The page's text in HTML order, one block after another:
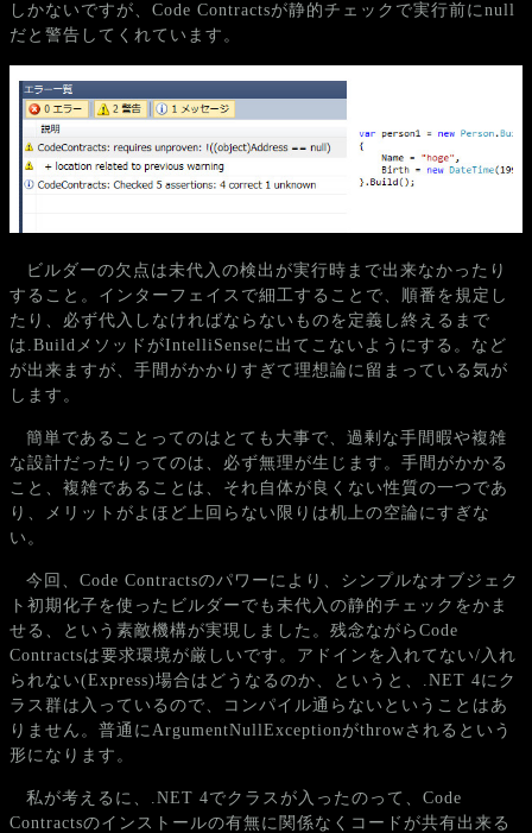
しかないですが、Code Contractsが静的チェックで実行前にnull
だと警告してくれています。
ビルダーの欠点は未代入の検出が実行時まで出来なかったり
すること。インターフェイスで細工することで、順番を規定し
たり、必ず代入しなければならないものを定義し終えるまで
は.BuildメソッドがIntelliSenseに出てこないようにする。など
が出来ますが、手間がかかりすぎて理想論に留まっている気が
します。
簡単であることってのはとても大事で、過剰な手間暇や複雑
な設計だったりってのは、必ず無理が生じます。手間がかかる
こと、複雑であることは、それ自体が良くない性質の一つであ
り、メリットがよほど上回らない限りは机上の空論にすぎな
い。
今回、Code Contractsのパワーにより、シンプルなオブジェク
ト初期化子を使ったビルダーでも未代入の静的チェックをかま
せる、という素敵機構が実現しました。残念ながらCode
Contractsは要求環境が厳しいです。アドインを入れてない/入れ
られない(Express)場合はどうなるのか、というと、.NET 4にク
ラス群は入っているので、コンパイル通らないということはあ
りません。普通にArgumentNullExceptionがthrowされるという
形になります。
私が考えるに、.NET 4でクラスが入ったのって、Code
Contractsのインストールの有無に関係なくコードが共有出来る